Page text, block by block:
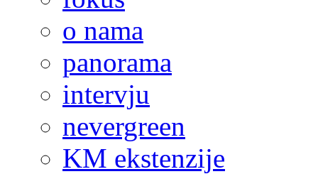
o nama
panorama
intervju
nevergreen
KM ekstenzije